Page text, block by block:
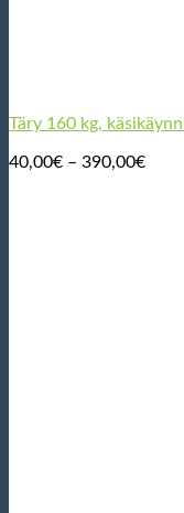
Täry 160 kg,
40,00€ – 390,00€